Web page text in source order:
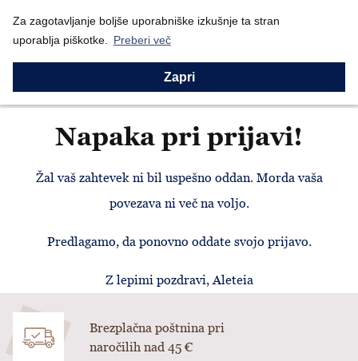
Za zagotavljanje boljše uporabniške izkušnje ta stran
uporablja piškotke.
Preberi več
Zapri
Nazaj Domov E-novice Napaka pri prijavi
Napaka pri prijavi
Napaka pri prijavi!
Žal vaš zahtevek ni bil uspešno oddan. Morda vaša
povezava ni več na voljo.
Predlagamo, da ponovno oddate svojo prijavo.
Z lepimi pozdravi, Aleteia
Brezplačna poštnina pri
naročilih nad 45 €